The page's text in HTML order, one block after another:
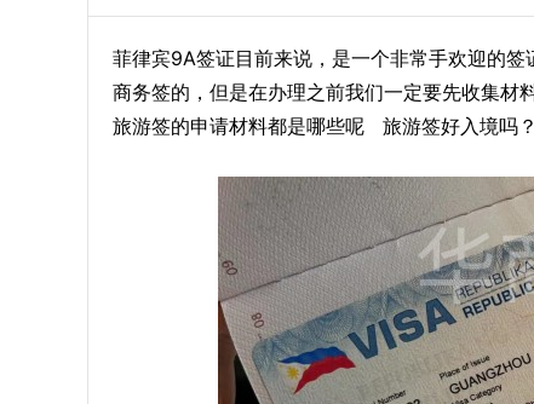
菲律宾9A签证目前来说，是一个非常手欢迎的
商务签的，但是在办理之前我们一定要先收集材
旅游签的申请材料都是哪些呢 旅游签好入境吗？